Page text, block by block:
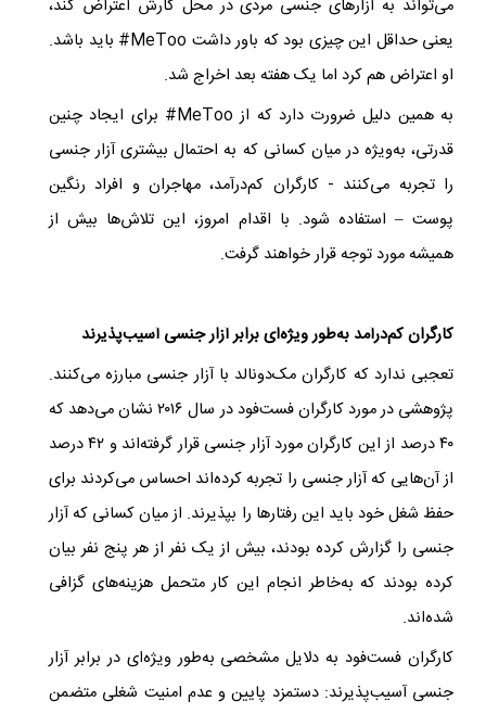
می‌تواند به آزارهای جنسی مردی در محل کارش اعتراض کند،
یعنی حداقل این چیزی بود که باور داشت #MeToo باید باشد.
او اعتراض هم کرد اما یک هفته بعد اخراج شد. ​
به همین دلیل ضرورت دارد که از #MeToo برای ایجاد چنین
قدرتی، به‌ویژه در میان کسانی که به احتمال بیشتری آزار جنسی
را تجربه می‌کنند - کارگران کم‌درآمد، مهاجران و افراد رنگین
پوست – استفاده شود. با اقدام امروز، این تلاش‌ها بیش از
همیشه مورد توجه قرار خواهند گرفت. ​
کارگران کم‌درآمد به‌طور ویژه‌ای برابر آزار جنسی آسیب‌پذیرند
تعجبی ندارد که کارگران مک‌دونالد با آزار جنسی مبارزه می‌کنند.
پژوهشی در مورد کارگران فست‌فود در سال ۲۰۱۶ نشان می‌دهد که
۴۰ درصد از این کارگران مورد آزار جنسی قرار گرفته‌اند و ۴۲ درصد
از آن‌هایی که آزار جنسی را تجربه کرده‌اند احساس می‌کردند برای
حفظ شغل خود باید این رفتارها را بپذیرند. از میان کسانی که آزار
جنسی را گزارش کرده بودند، بیش از یک نفر از هر پنج نفر بیان
کرده بودند که به‌خاطر انجام این کار متحمل هزینه‌های گزافی
شده‌اند.
کارگران فست‌فود به دلایل مشخصی به‌طور ویژهای در برابر آزار
جنسی آسیب‌پذیرند: دستمزد پایین و عدم امنیت شغلی متضمن